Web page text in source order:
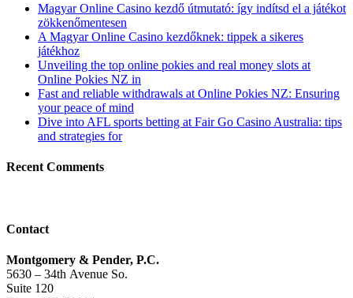
Magyar Online Casino kezdő útmutató: így indítsd el a játékot
zökkenőmentesen
A Magyar Online Casino kezdőknek: tippek a sikeres
játékhoz
Unveiling the top online pokies and real money slots at
Online Pokies NZ in
Fast and reliable withdrawals at Online Pokies NZ: Ensuring
your peace of mind
Dive into AFL sports betting at Fair Go Casino Australia: tips
and strategies for
Recent Comments
Contact
Montgomery & Pender, P.C.
5630 – 34th Avenue So.
Suite 120